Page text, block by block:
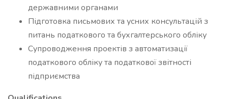
державними органами
Підготовка письмових та усних консультацій з
питань податкового та бухгалтерського обліку
Супроводження проектів з автоматизації
податкового обліку та податкової звітності
підприємства